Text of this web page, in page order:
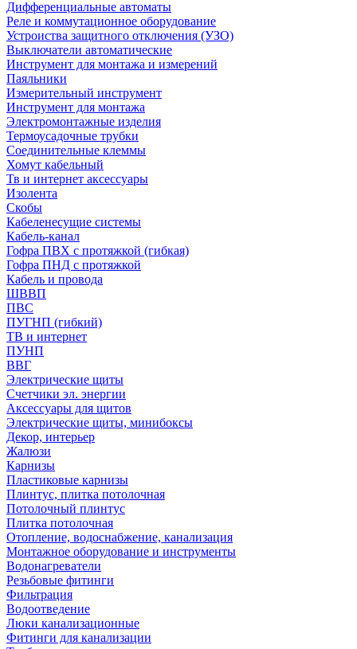
Дифференциальные автоматы
Реле и коммутационное оборудование
Устроиства защитного отключения (УЗО)
Выключатели автоматические
Инструмент для монтажа и измерений
Паяльники
Измерительный инструмент
Инструмент для монтажа
Электромонтажные изделия
Термоусадочные трубки
Соединительные клеммы
Хомут кабельный
Тв и интернет аксессуары
Изолента
Скобы
Кабеленесущие системы
Кабель-канал
Гофра ПВХ с протяжкой (гибкая)
Гофра ПНД с протяжкой
Кабель и провода
ШВВП
ПВС
ПУГНП (гибкий)
ТВ и интернет
ПУНП
ВВГ
Электрические щиты
Счетчики эл. энергии
Аксессуары для щитов
Электрические щиты, минибоксы
Декор, интерьер
Жалюзи
Карнизы
Пластиковые карнизы
Плинтус, плитка потолочная
Потолочный плинтус
Плитка потолочная
Отопление, водоснабжение, канализация
Монтажное оборудование и инструменты
Водонагреватели
Резьбовые фитинги
Фильтрация
Водоотведение
Люки канализационные
Фитинги для канализации